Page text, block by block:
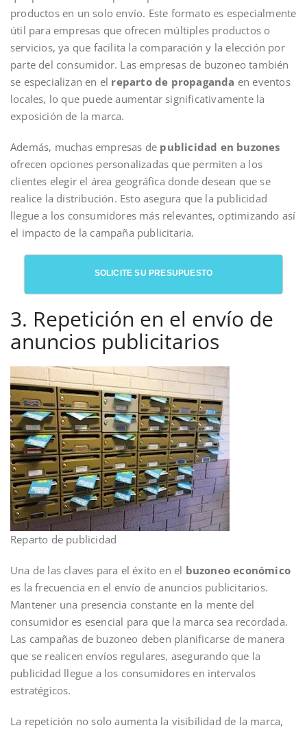
productos en un solo envío. Este formato es especialmente
útil para empresas que ofrecen múltiples productos o
servicios, ya que facilita la comparación y la elección por
parte del consumidor. Las empresas de buzoneo también
se especializan en el reparto de propaganda en eventos
locales, lo que puede aumentar significativamente la
exposición de la marca.
Además, muchas empresas de publicidad en buzones
ofrecen opciones personalizadas que permiten a los
clientes elegir el área geográfica donde desean que se
realice la distribución. Esto asegura que la publicidad
llegue a los consumidores más relevantes, optimizando así
el impacto de la campaña publicitaria.
SOLICITE SU PRESUPUESTO
3. Repetición en el envío de
anuncios publicitarios
Reparto de publicidad
Una de las claves para el éxito en el buzoneo económico
es la frecuencia en el envío de anuncios publicitarios.
Mantener una presencia constante en la mente del
consumidor es esencial para que la marca sea recordada.
Las campañas de buzoneo deben planificarse de manera
que se realicen envíos regulares, asegurando que la
publicidad llegue a los consumidores en intervalos
estratégicos.
La repetición no solo aumenta la visibilidad de la marca,